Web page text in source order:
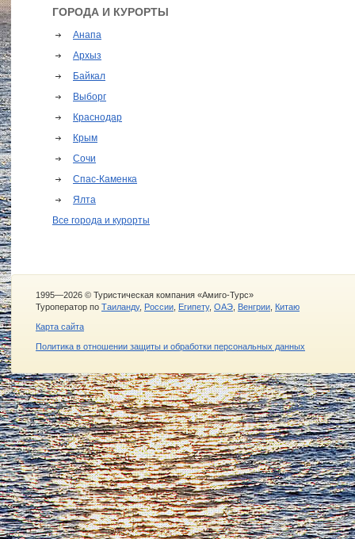
ГОРОДА И КУРОРТЫ
Анапа
Архыз
Байкал
Выборг
Краснодар
Крым
Сочи
Спас-Каменка
Ялта
Все города и курорты
1995—2026 © Туристическая компания «Амиго-Турс»
Туроператор по Таиланду, России Египету, ОАЭ Венгрии Китаю
Карта сайта
Политика в отношении защиты и обработки персональных данных